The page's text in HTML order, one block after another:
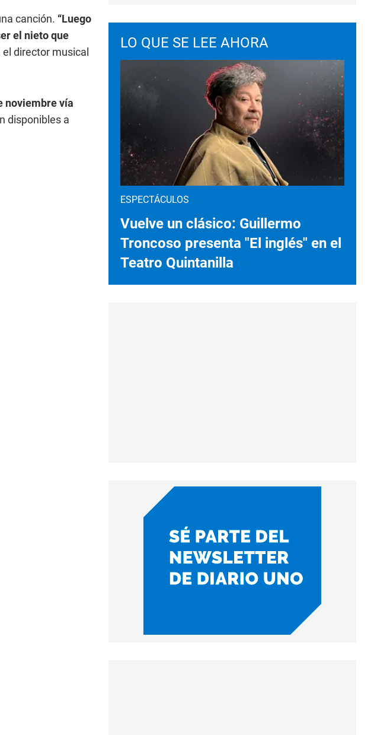
canción. “Luego
el nieto que
director musical
noviembre vía
disponibles a
LO QUE SE LEE AHORA
ESPECTÁCULOS
Vuelve un clásico: Guillermo
Troncoso presenta "El inglés" en el
Teatro Quintanilla